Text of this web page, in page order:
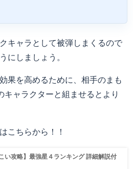
キャラとして被弾しまくるので
にしましょう。
果を高めるために、相手のまも
キャラクターと組ませるとより
こちらから！！
こい攻略】最強星４ランキング 詳細解説付